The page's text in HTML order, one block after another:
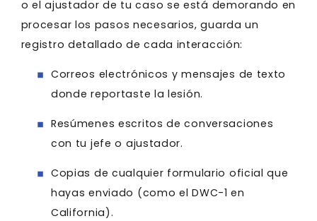
o el ajustador de tu caso se está demorando en
procesar los pasos necesarios, guarda un
registro detallado de cada interacción:
Correos electrónicos y mensajes de texto
donde reportaste la lesión.
Resúmenes escritos de conversaciones
con tu jefe o ajustador.
Copias de cualquier formulario oficial que
hayas enviado (como el DWC-1 en
California).